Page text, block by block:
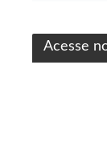
Acesse